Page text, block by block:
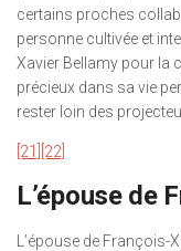
certains proches
personne cultivée et
Xavier Bellamy pour la
précieux dans sa vie
rester loin des
[21] [22]
L’épouse de
L’épouse de